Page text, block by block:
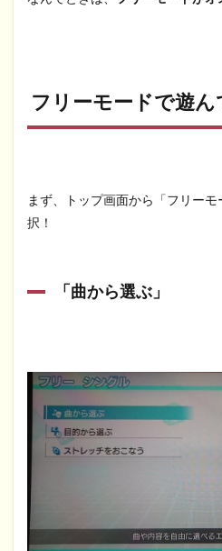
フリーモードで遊ん
まず、トップ画面から「フリー
択！
「曲から選ぶ」